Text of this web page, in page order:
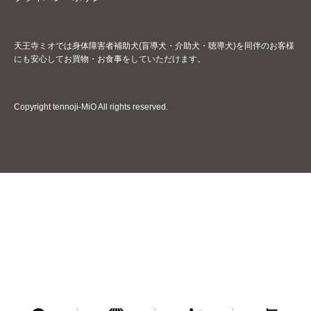
天王寺ミオでは身体障害者補助犬(盲導犬・介助犬・聴導犬)を同伴のお客様
にも安心してお買物・お食事をしていただけます。
Copyright tennoji-MiO All rights reserved.